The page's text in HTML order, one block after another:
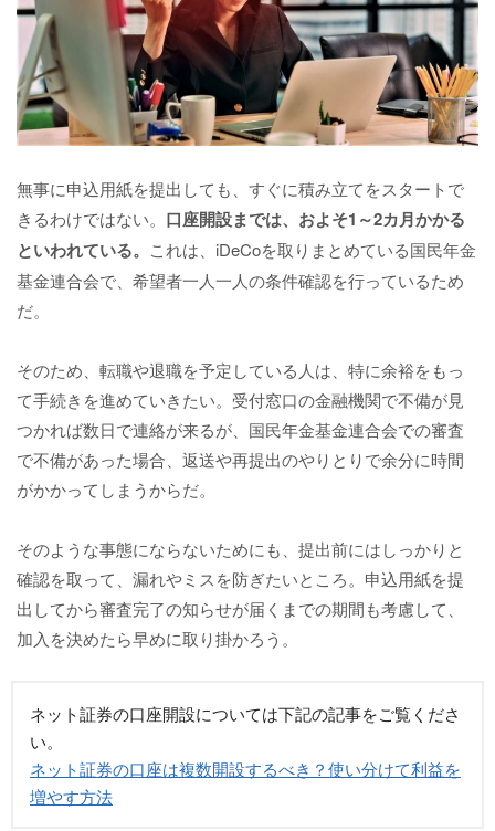
無事に申込用紙を提出しても、すぐに積み立てをスタートで
きるわけではない。 口座開設までは、およそ1～2カ月かかる
といわれている。 これは、iDeCoを取りまとめている国民年金
基金連合会で、希望者一人一人の条件確認を行っているため
だ。
そのため、転職や退職を予定している人は、特に余裕をもっ
て手続きを進めていきたい。受付窓口の金融機関で不備が見
つかれば数日で連絡が来るが、国民年金基金連合会での審査
で不備があった場合、返送や再提出のやりとりで余分に時間
がかかってしまうからだ。
そのような事態にならないためにも、提出前にはしっかりと
確認を取って、漏れやミスを防ぎたいところ。申込用紙を提
出してから審査完了の知らせが届くまでの期間も考慮して、
加入を決めたら早めに取り掛かろう。
ネット証券の口座開設については下記の記事をご覧くださ
い。
ネット証券の口座は複数開設するべき？使い分けて利益を
増やす方法